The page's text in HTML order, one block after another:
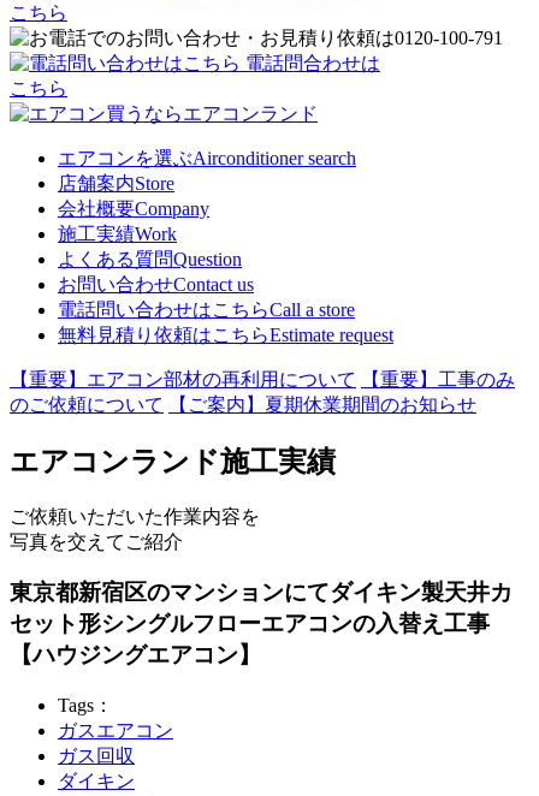
こちら
電話問合わせは
こちら
エアコンを選ぶAirconditioner search
店舗案内Store
会社概要Company
施工実績Work
よくある質問Question
お問い合わせContact us
電話問い合わせはこちらCall a store
無料見積り依頼はこちらEstimate request
【重要】エアコン部材の再利用について
【重要】工事のみ
のご依頼について
【ご案内】夏期休業期間のお知らせ
エアコンランド施工実績
ご依頼いただいた作業内容を
写真を交えてご紹介
東京都新宿区のマンションにてダイキン製天井カ
セット形シングルフローエアコンの入替え工事
【ハウジングエアコン】
Tags：
ガスエアコン
ガス回収
ダイキン